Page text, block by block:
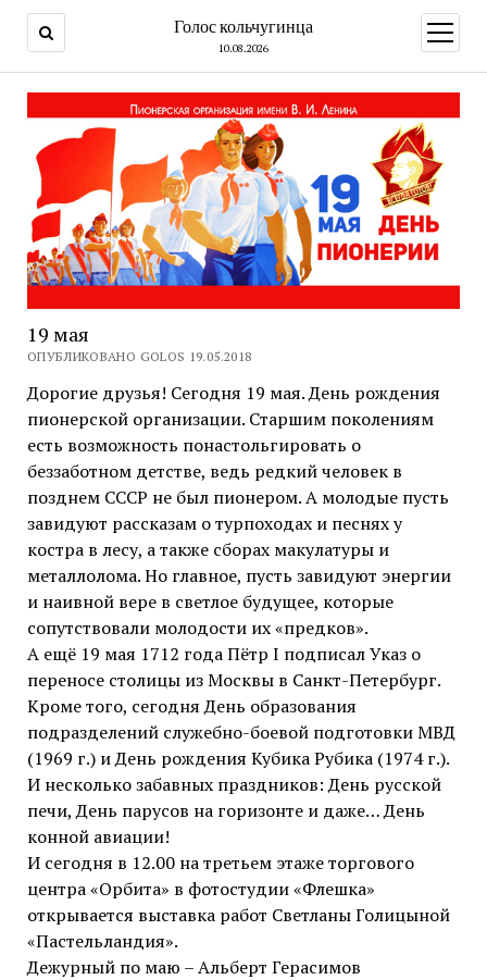
Голос кольчугинца
10.08.2026
меню
19 мая
ОПУБЛИКОВАНО GOLOS 19.05.2018
Дорогие друзья! Сегодня 19 мая. День рождения
пионерской организации. Старшим поколениям
есть возможность понастольгировать о
беззаботном детстве, ведь редкий человек в
позднем СССР не был пионером. А молодые пусть
завидуют рассказам о турпоходах и песнях у
костра в лесу, а также сборах макулатуры и
металлолома. Но главное, пусть завидуют энергии
и наивной вере в светлое будущее, которые
сопутствовали молодости их «предков».
А ещё 19 мая 1712 года Пётр I подписал Указ о
переносе столицы из Москвы в Санкт-Петербург.
Кроме того, сегодня День образования
подразделений служебно-боевой подготовки МВД
(1969 г.) и День рождения Кубика Рубика (1974 г.).
И несколько забавных праздников: День русской
печи, День парусов на горизонте и даже… День
конной авиации!
И сегодня в 12.00 на третьем этаже торгового
центра «Орбита» в фотостудии «Флешка»
открывается выставка работ Светланы Голицыной
«Пастельландия».
Дежурный по маю – Альберт Герасимов